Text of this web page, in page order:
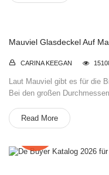
Mauviel Glasdeckel Auf
CARINA KEEGAN
Laut Mauviel gibt es für die
Bei den großen
Read More
12